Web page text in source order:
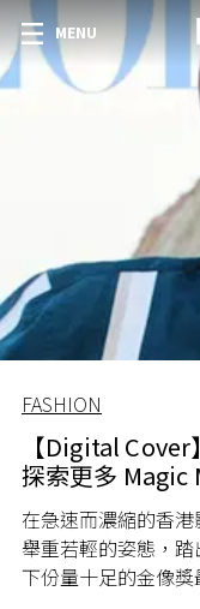
MENU
FASHION
【Digital
探索更多
在急速而濃縮的香
舉重若輕的姿態，
下份量十足的金像